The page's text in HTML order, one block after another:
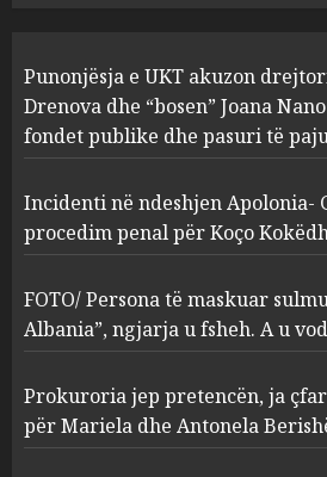
2
Apolonia-
procedim
MARCH 27, 2025
3
FOTO/
sulmuan
ngjarja u
serverat?
MARCH 25, 2025
Prokuroria
çfarë
Punonjësja e UKT akuzon
Drenova dhe “bosen” Joana
fondet publike dhe pasuri të
Incidenti në ndeshjen Apolonia-
procedim penal për Koço
FOTO/ Persona të maskuar
Albania”, ngjarja u fsheh. A u
Prokuroria jep pretencën, ja
për Mariela dhe Antonela